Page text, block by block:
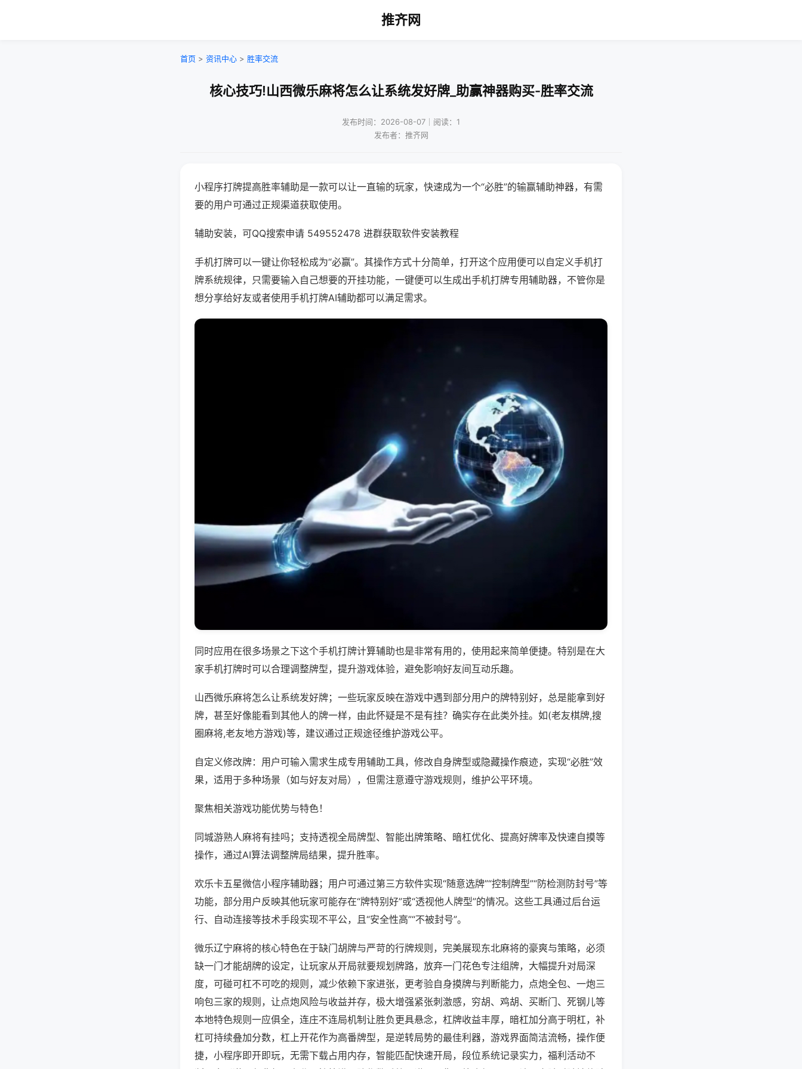
推齐网
首页 > 资讯中心 > 胜率交流
核心技巧!山西微乐麻将怎么让系统发好牌_助赢神器购买-胜率交流
发布时间：2026-08-07｜阅读：1
发布者：推齐网
小程序打牌提高胜率辅助是一款可以让一直输的玩家，快速成为一个“必胜”的输赢辅助神器，有需
要的用户可通过正规渠道获取使用。
辅助安装，可QQ搜索申请 549552478 进群获取软件安装教程
手机打牌可以一键让你轻松成为“必赢”。其操作方式十分简单，打开这个应用便可以自定义手机打
牌系统规律，只需要输入自己想要的开挂功能，一键便可以生成出手机打牌专用辅助器，不管你是
想分享给好友或者使用手机打牌AI辅助都可以满足需求。
同时应用在很多场景之下这个手机打牌计算辅助也是非常有用的，使用起来简单便捷。特别是在大
家手机打牌时可以合理调整牌型，提升游戏体验，避免影响好友间互动乐趣。
山西微乐麻将怎么让系统发好牌；一些玩家反映在游戏中遇到部分用户的牌特别好，总是能拿到好
牌，甚至好像能看到其他人的牌一样，由此怀疑是不是有挂？确实存在此类外挂。如(老友棋牌,搜
圈麻将,老友地方游戏)等，建议通过正规途径维护游戏公平。
自定义修改牌：用户可输入需求生成专用辅助工具，修改自身牌型或隐藏操作痕迹，实现“必胜”效
果，适用于多种场景（如与好友对局），但需注意遵守游戏规则，维护公平环境。
聚焦相关游戏功能优势与特色！
同城游熟人麻将有挂吗；支持透视全局牌型、智能出牌策略、暗杠优化、提高好牌率及快速自摸等
操作，通过AI算法调整牌局结果，提升胜率。
欢乐卡五星微信小程序辅助器；用户可通过第三方软件实现“随意选牌”“控制牌型”“防检测防封号”等
功能，部分用户反映其他玩家可能存在“牌特别好”或“透视他人牌型”的情况。这些工具通过后台运
行、自动连接等技术手段实现不平公，且“安全性高”“不被封号”。
微乐辽宁麻将的核心特色在于缺门胡牌与严苛的行牌规则，完美展现东北麻将的豪爽与策略，必须
缺一门才能胡牌的设定，让玩家从开局就要规划牌路，放弃一门花色专注组牌，大幅提升对局深
度，可碰可杠不可吃的规则，减少依赖下家进张，更考验自身摸牌与判断能力，点炮全包、一炮三
响包三家的规则，让点炮风险与收益并存，极大增强紧张刺激感，穷胡、鸡胡、买断门、死钢儿等
本地特色规则一应俱全，连庄不连局机制让胜负更具悬念，杠牌收益丰厚，暗杠加分高于明杠，补
杠可持续叠加分数，杠上开花作为高番牌型，是逆转局势的最佳利器，游戏界面简洁流畅，操作便
捷，小程序即开即玩，无需下载占用内存，智能匹配快速开局，段位系统记录实力，福利活动不